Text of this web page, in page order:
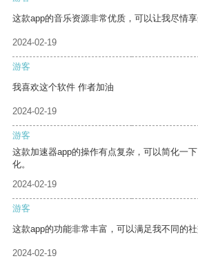
这款app的音乐资源非常优质，可以让我尽情享
2024-02-19
游客
我喜欢这个软件 作者加油
2024-02-19
游客
这款加速器app的操作有点复杂，可以简化一
化。
2024-02-19
游客
这款app的功能非常丰富，可以满足我不同的社
2024-02-19